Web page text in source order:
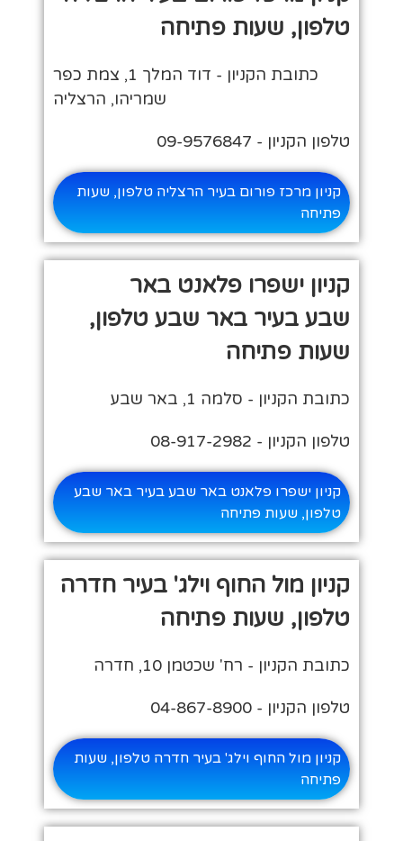
טלפון, שעות פתיחה
כתובת הקניון - דוד המלך 1, צמת כפר
שמריהו, הרצליה
טלפון הקניון - 09-9576847
קניון מרכז פורום בעיר הרצליה טלפון, שעות
פתיחה
קניון ישפרו פלאנט באר
שבע בעיר באר שבע טלפון,
שעות פתיחה
כתובת הקניון - סלמה 1, באר שבע
טלפון הקניון - 08-917-2982
קניון ישפרו פלאנט באר שבע בעיר באר שבע
טלפון, שעות פתיחה
קניון מול החוף וילג' בעיר חדרה
טלפון, שעות פתיחה
כתובת הקניון - רח' שכטמן 10, חדרה
טלפון הקניון - 04-867-8900
קניון מול החוף וילג' בעיר חדרה טלפון, שעות
פתיחה